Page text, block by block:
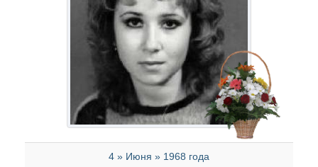
4 » Июня » 1968 года